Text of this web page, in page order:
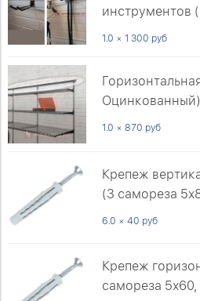
инструментов
1.0 × 1 300 руб
Оцинкованный)
1.0 × 870 руб
Крепеж
(3 самореза
6.0 × 40 руб
Крепеж
самореза